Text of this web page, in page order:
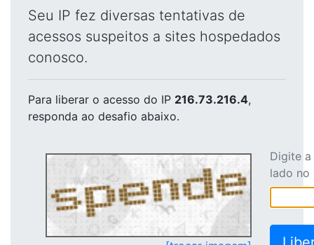
Seu IP fez diversas tentativas de
acessos suspeitos a sites hospedados
conosco.
Para liberar o acesso do IP 216.73.216.4,
responda ao desafio abaixo.
Digite
lado no